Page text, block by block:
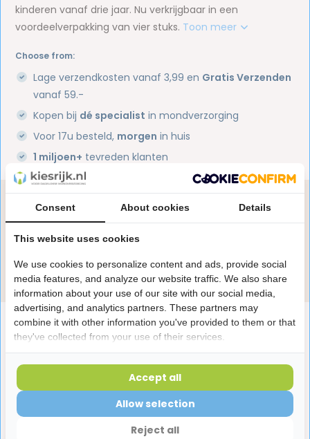
kinderen vanaf drie jaar. Nu verkrijgbaar in een
voordeelverpakking van vier stuks. Toon meer
Choose from:
Lage verzendkosten vanaf 3,99 en Gratis Verzenden
vanaf 59.-
Kopen bij dé specialist in mondverzorging
Voor 17u besteld, morgen in huis
1 miljoen+ tevreden klanten
Productomschrijving
Reviews
Heb je een vraag over dit product?
Onze specialisten helpen je graag! Spreek ons aan
in de chat of stuur een e-mail.
Stuur e-mail
Laatst bekeken producten
Consent About cookies Details
This website uses cookies
We use cookies to personalize content and ads, provide social
media features, and analyze our website traffic. We also share
information about your use of our site with our social media,
advertising, and analytics partners. These partners may
combine it with other information you've provided to them or that
they've collected from your use of their services.
Reject all
Allow selection
Accept all